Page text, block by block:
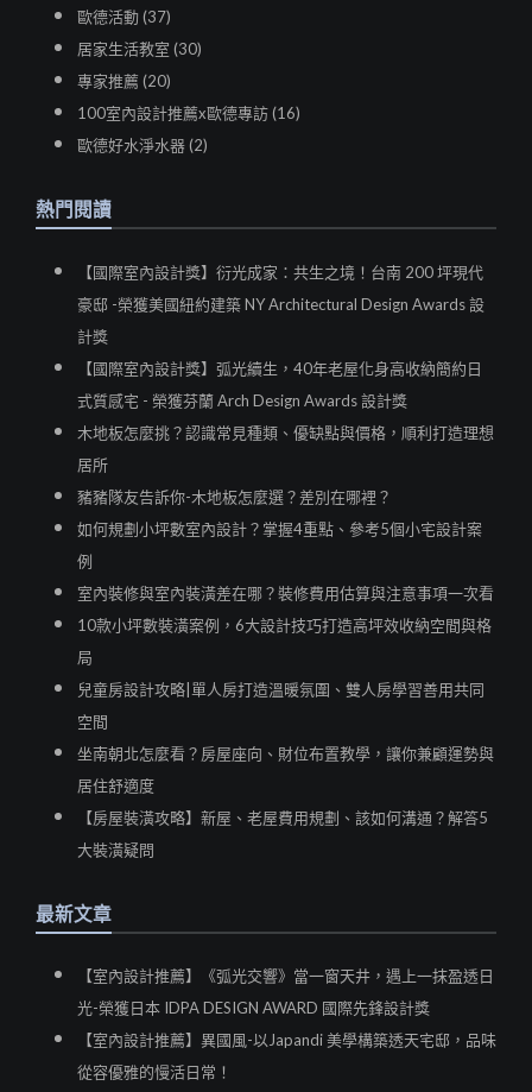
歐德活動 (37)
居家生活教室 (30)
專家推薦 (20)
100室內設計推薦x歐德專訪 (16)
歐德好水淨水器 (2)
熱門閱讀
【國際室內設計獎】衍光成家：共生之境！台南 200 坪現代
豪邸 -榮獲美國紐約建築 NY Architectural Design Awards 設
計獎
【國際室內設計獎】弧光續生，40年老屋化身高收納簡約日
式質感宅 - 榮獲芬蘭 Arch Design Awards 設計獎
木地板怎麼挑？認識常見種類、優缺點與價格，順利打造理想
居所
豬豬隊友告訴你-木地板怎麼選？差別在哪裡？
如何規劃小坪數室內設計？掌握4重點、參考5個小宅設計案
例
室內裝修與室內裝潢差在哪？裝修費用估算與注意事項一次看
10款小坪數裝潢案例，6大設計技巧打造高坪效收納空間與格
局
兒童房設計攻略|單人房打造溫暖氛圍、雙人房學習善用共同
空間
坐南朝北怎麼看？房屋座向、財位布置教學，讓你兼顧運勢與
居住舒適度
【房屋裝潢攻略】新屋、老屋費用規劃、該如何溝通？解答5
大裝潢疑問
最新文章
【室內設計推薦】《弧光交響》當一窗天井，遇上一抹盈透日
光-榮獲日本 IDPA DESIGN AWARD 國際先鋒設計獎
【室內設計推薦】異國風-以Japandi 美學構築透天宅邸，品味
從容優雅的慢活日常！